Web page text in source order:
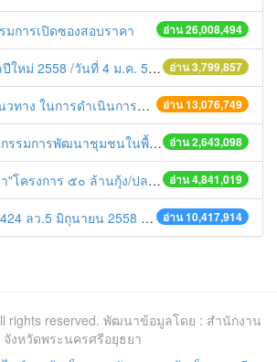
อ่าน 26,008,494
การเปิดซองสอบราคา
อ่าน 3,799,857
ใหม่ 2558 /วันที่ 4 ม.ค. 58
อ่าน 13,076,749
นินการประกอบการตรวจราชการแบบบูรณาการ
อ่าน 2,643,098
ไฟฟ้า (คพรฟ.) ครั้งที่ 2/2558 กองทุนพัฒนาไฟฟ้าบริษัท โรจนะเพาเวอร์ จำกัด
อ่าน 4,841,019
๕๐ ล้านกุ้ง/ปลา ฟื้นชีวิตใหม่ให้เจ้าพระยา
อ่าน 10,417,914
งานที่สมัครเข้าร่วมโครงการพัฒนาหน่วยงานต้นแบบในการจัดตั้งศูนย์ข้อมูลข่าวสารของราชการฯ ประจำปีงบประมาณ พ.ศ. 2558
rights reserved. พัฒนาข้อมูลโดย : สำนักงาน
จังหวัดพระนครศรีอยุธยา